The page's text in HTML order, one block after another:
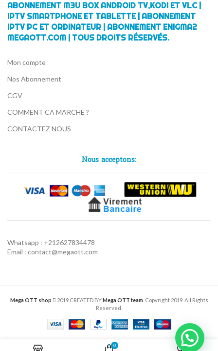
ABONNEMENT M3U BOX ANDROID TV,KODI ET VLC |
IPTV SMARTPHONE ET TABLETTE | ABONNEMENT
IPTV PC ET ORDINATEUR | ABONNEMENT ENIGMA2
MEGAOTT.COM | TOUS DROITS RÉSERVÉS.
Mon compte
Nos Abonnement
CGV
COMMENT CA MARCHE ?
CONTACTEZ NOUS
Nous acceptons:
Whatsapp : +212627834478
Email : contact@megaott.com
Mega OTT shop 2019 CREATED BYMega OTT team . Copyright 2019. All Rights
Reserved.
0